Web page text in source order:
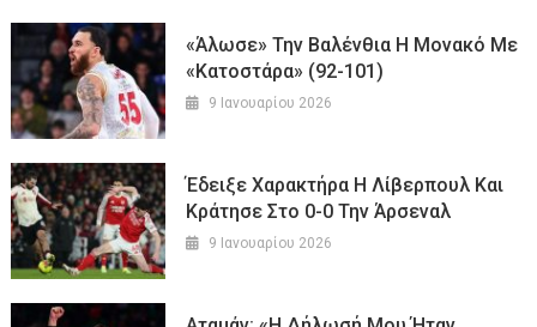
«Άλωσε» Την Βαλένθια Η Μονακό Με
«κατοστάρα» (92-101)
9 Ιανουαρίου 2026
Έδειξε Χαρακτήρα Η Λίβερπουλ Και
Κράτησε Στο 0-0 Την Άρσεναλ
9 Ιανουαρίου 2026